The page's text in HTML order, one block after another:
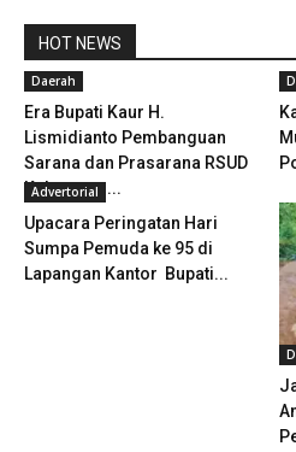
HOT NEWS
Daerah
Era Bupati Kaur H.
Lismidianto Pembanguan
Sarana dan Prasarana RSUD
Kabupaten...
Advertorial
Upacara Peringatan Hari
Sumpa Pemuda ke 95 di
Lapangan Kantor Bupati...